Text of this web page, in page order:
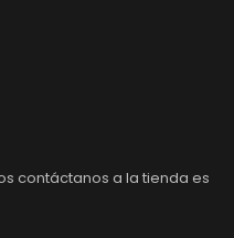
contáctanos a la tienda es